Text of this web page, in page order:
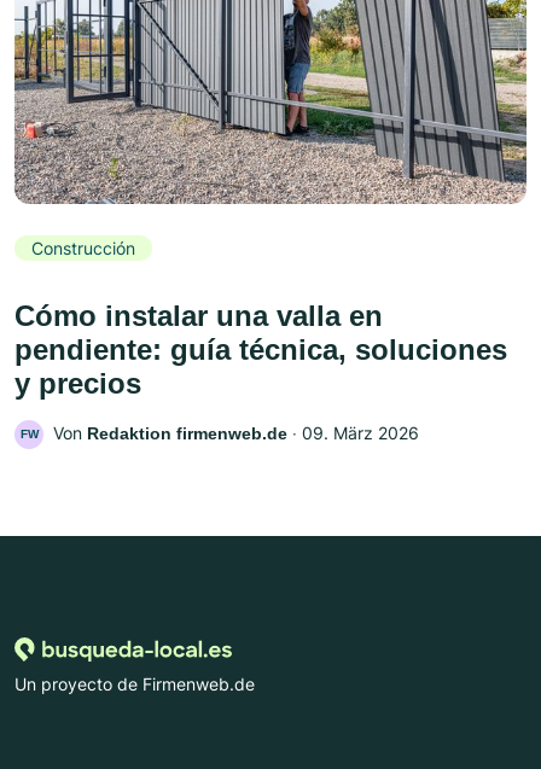
Construcción
Cómo instalar una valla en
pendiente: guía técnica, soluciones
y precios
FW Von Redaktion firmenweb.de ‧ 09. März 2026
Un proyecto de Firmenweb.de